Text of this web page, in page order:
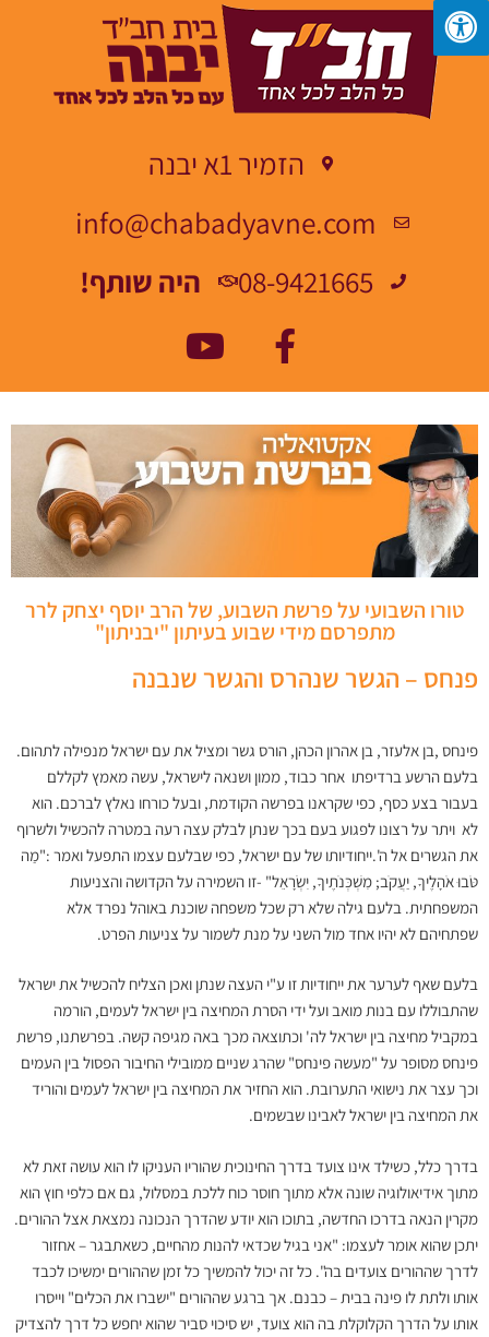
הזמיר 1א יבנה
info@chabadyavne.com
08-9421665
היה שותף!
טורו השבועי על פרשת השבוע, של הרב יוסף יצחק לרר
מתפרסם מידי שבוע בעיתון "יבניתון"
פנחס – הגשר שנהרס והגשר שנבנה
פינחס ,בן אלעזר, בן אהרון הכהן, הורס גשר ומציל את עם ישראל מנפילה לתהום.
בלעם הרשע ברדיפתו אחר כבוד, ממון ושנאה לישראל, עשה מאמץ לקללם
בעבור בצע כסף, כפי שקראנו בפרשה הקודמת, ובעל כורחו נאלץ לברכם. הוא
לא ויתר על רצונו לפגוע בעם בכך שנתן לבלק עצה רעה במטרה להכשיל ולשרוף
את הגשרים אל ה'.ייחודיותו של עם ישראל, כפי שבלעם עצמו התפעל ואמר :"מַה
טֹּבוּ אֹהָלֶיךָ, יַעֲקֹב; מִשְׁכְּנֹתֶיךָ, יִשְׂרָאֵל" -זו השמירה על הקדושה והצניעות
המשפחתית. בלעם גילה שלא רק שכל משפחה שוכנת באוהל נפרד אלא
שפתחיהם לא יהיו אחד מול השני על מנת לשמור על צניעות הפרט.
בלעם שאף לערער את ייחודיות זו ע"י העצה שנתן ואכן הצליח להכשיל את ישראל
שהתבוללו עם בנות מואב ועל ידי הסרת המחיצה בין ישראל לעמים, הורמה
במקביל מחיצה בין ישראל לה' וכתוצאה מכך באה מגיפה קשה. בפרשתנו, פרשת
פינחס מסופר על "מעשה פינחס" שהרג שניים ממובילי החיבור הפסול בין העמים
וכך עצר את נישואי התערובת. הוא החזיר את המחיצה בין ישראל לעמים והוריד
את המחיצה בין ישראל לאבינו שבשמים.
בדרך כלל, כשילד אינו צועד בדרך החינוכית שהוריו העניקו לו הוא עושה זאת לא
מתוך אידיאולוגיה שונה אלא מתוך חוסר כוח ללכת במסלול, גם אם כלפי חוץ הוא
מקרין הנאה בדרכו החדשה, בתוכו הוא יודע שהדרך הנכונה נמצאת אצל ההורים.
יתכן שהוא אומר לעצמו: "אני בגיל שכדאי להנות מהחיים, כשאתבגר – אחזור
לדרך שההורים צועדים בה". כל זה יכול להמשיך כל זמן שההורים ימשיכו לכבד
אותו ולתת לו פינה בבית – כבנם. אך ברגע שההורים "ישברו את הכלים" וייסרו
אותו על הדרך הקלוקלת בה הוא צועד, יש סיכוי סביר שהוא יחפש כל דרך להצדיק